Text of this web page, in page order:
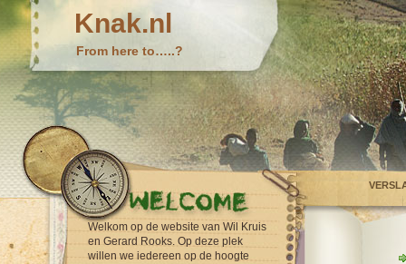
Knak.nl
From here to…..?
Welkom op de website van Wil Kruis
en Gerard Rooks. Op deze plek
willen we iedereen op de hoogte